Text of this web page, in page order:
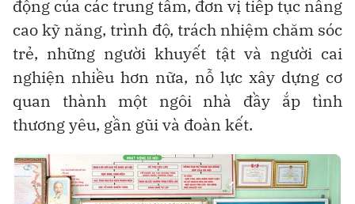
động của các trung tâm, đơn vị tiếp tục nâng
cao kỹ năng, trình độ, trách nhiệm chăm sóc
trẻ, những người khuyết tật và người cai
nghiện nhiều hơn nữa, nỗ lực xây dựng cơ
quan thành một ngôi nhà đầy ắp tình
thương yêu, gần gũi và đoàn kết.